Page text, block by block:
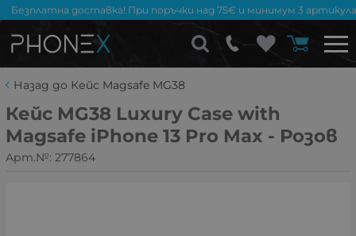
Безплатна доставка! При поръчки над 75€ и минимум 3
Назад до Кейс Magsafe MG38
Кейс MG38 Luxury Case with
Magsafe iPhone 13 Pro Max - Розов
Арт.№: 277864